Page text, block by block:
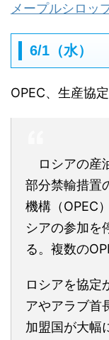
メープルシロッ
6/1（水）
OPEC、生産協
ロシアの産
部分禁輸措置
機構（OPEC
シアの参加を
る。複数の
ロシアを協定
アやアラブ首
加盟国が大幅